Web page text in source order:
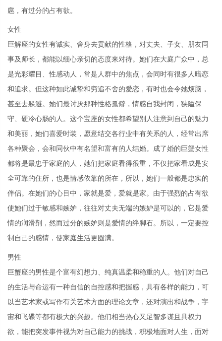
扈，有过分的占有欲。
女性
巨解座的女性有诚实、舍身去贡献的性格，对丈夫、子女、朋友同
事及师长，都能以细心亲切的态度来对待。她们在大庭广众中，总
是光彩耀目、性感动人，常是人群中的焦点，会同时有很多人暗恋
和追求。但这种如此诚挚和穷追不舍的爱恋，有时也会令她烦脑，
甚至去躲避。她们最讨厌那种性格孤僻，情感自我封闭，狭隘保
守、硬冷心肠的人。这个宝座的女性都希望别人注意到自己的魅力
和美丽，她们喜爱时装，愿意结交各行业中有关系的人，经常出席
各种聚会，会和同伙中有名望和富有的人结婚。成了婚的巨蟹女性
都将是最忠于家庭的人，她们把家庭看得很重，不仅把家看成是安
全可靠的住所，也是情感依靠的所在，所以，她们一般都是忠实的
伴侣。在她们的心目中，家就是爱，爱就是家。由于强烈的占有欲
使她们过于敏感和嫉妒，往往对丈夫无端的嫉妒是可以的，它是爱
情的润滑剂，然而过分的嫉妒则是爱情的绊脚石。所以，一定要控
制自己的感情，使家庭生活更圆满。
男性
巨蟹座的男性是个富有幻想力、纯真温柔和稳重的人。他们对自己
的生活与命运有一种自信的自控感和把握感，具有各样的能力，可
以当艺术家或写作有关艺术方面的理论文章，还对演出和战争，宇
宙和飞碟等都有极大的兴趣。他们相当热心又足智多谋且具权力
欲，能把突发事件视为对自己能力的挑战，积极地面对人生，面对